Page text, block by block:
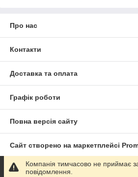
Про нас
Контакти
Доставка та оплата
Графік роботи
Повна версія сайту
Сайт створено на маркетплейсі
Політика конфіденційності
Компанія тимчасово не приймає
повідомлення.